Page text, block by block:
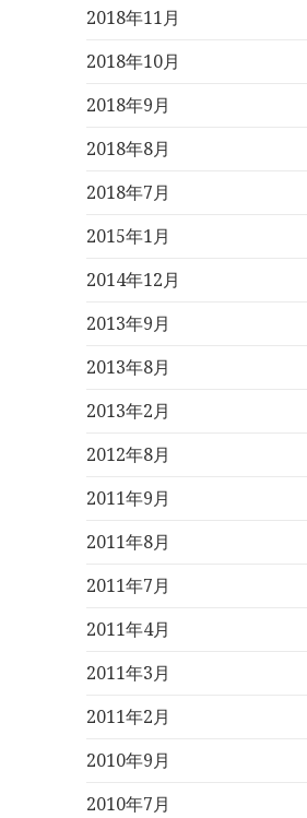
2018年11月
2018年10月
2018年9月
2018年8月
2018年7月
2015年1月
2014年12月
2013年9月
2013年8月
2013年2月
2012年8月
2011年9月
2011年8月
2011年7月
2011年4月
2011年3月
2011年2月
2010年9月
2010年7月